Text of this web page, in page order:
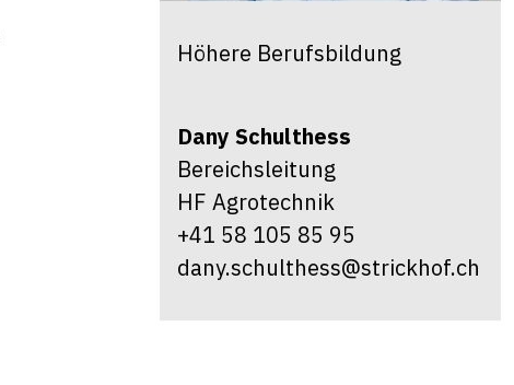
Höhere Berufsbildung
Dany Schulthess
Bereichsleitung
HF Agrotechnik
+41 58 105 85 95
dany.schulthess@strickhof.ch